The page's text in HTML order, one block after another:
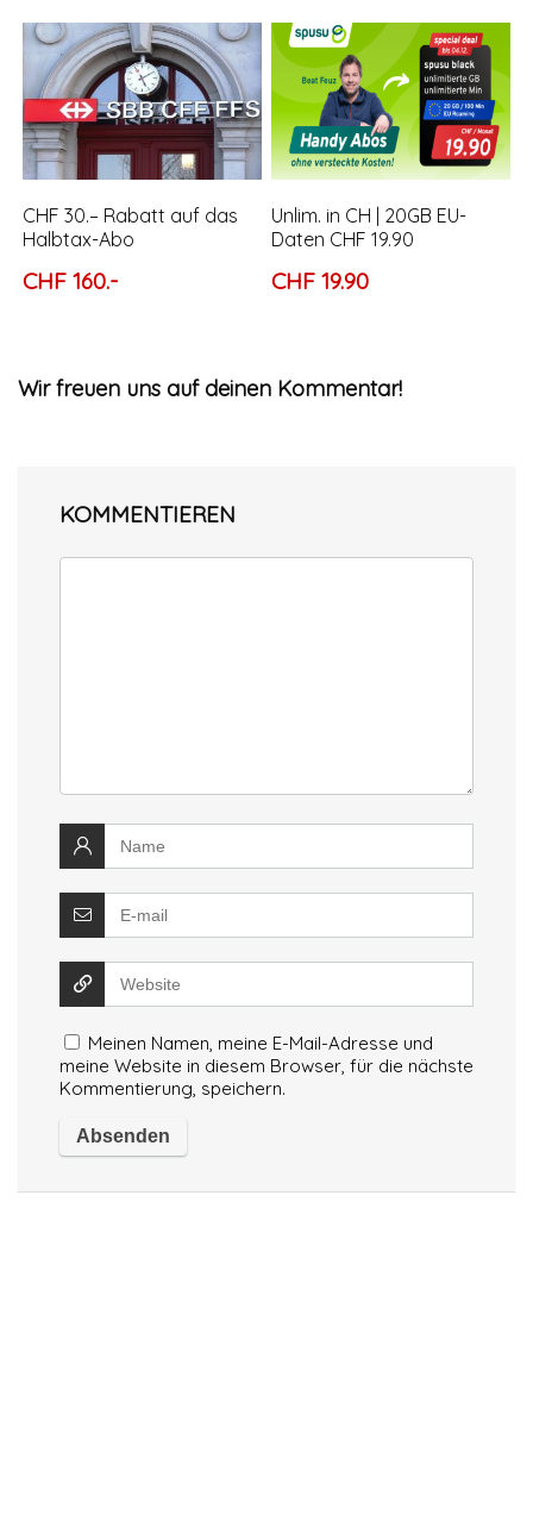
CHF 30.– Rabatt auf das
Halbtax-Abo
CHF 160.-
Unlim. in CH | 20GB EU-
Daten CHF 19.90
CHF 19.90
Wir freuen uns auf deinen Kommentar!
KOMMENTIEREN
Meinen Namen, meine E-Mail-Adresse und
meine Website in diesem Browser, für die nächste
Kommentierung, speichern.